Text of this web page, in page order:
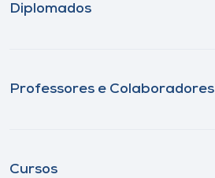
Diplomados
Professores e Colaboradores
Cursos